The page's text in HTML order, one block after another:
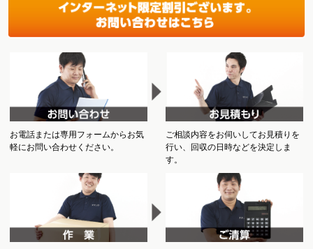
お電話または専用フォームからお気
軽にお問い合わせください。
ご相談内容をお伺いしてお見積りを
行い、回収の日時などを決定しま
す。